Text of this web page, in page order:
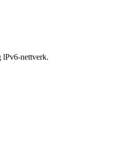
lPv6-nettverk.